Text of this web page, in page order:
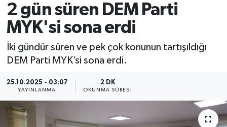
2 gün süren DEM Parti
MYK'si sona erdi
İki gündür süren ve pek çok konunun tartışıldığı
DEM Parti MYK’si sona erdi.
25.10.2025 - 03:07
YAYINLANMA
2 DK
OKUNMA SÜRESI